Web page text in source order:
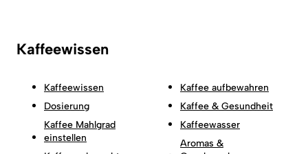
Kaffeewissen
Kaffeewissen
Dosierung
Kaffee Mahlgrad
einstellen
Kaffee aufbewahren
Kaffee & Gesundheit
Kaffeewasser
Aromas &